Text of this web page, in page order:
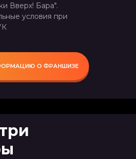
Вверх! Бара".
условия при
О ФРАНШИЗЕ